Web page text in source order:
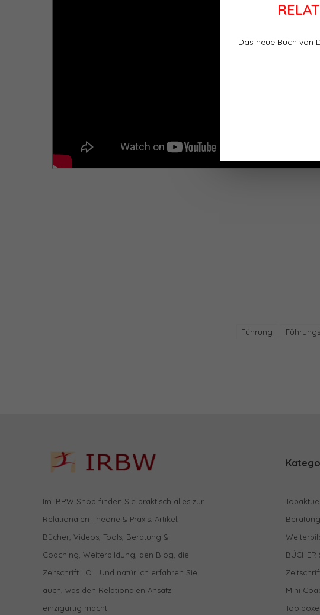
Das neue Buch von
Führung
Im IBRW Shop finden Sie praktisch alles zur
Relationalen Theorie & Praxis: Artikel,
Bücher, Videos, Tools, Beratung &
Coaching, Weiterbildung, den Blog, die
Zeitschrift LO… Und natürlich erfahren Sie
auch, was den Relationalen Ansatz
einzigartig macht.
BÜCHER
Mini